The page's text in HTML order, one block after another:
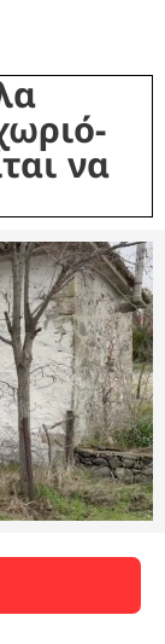
να